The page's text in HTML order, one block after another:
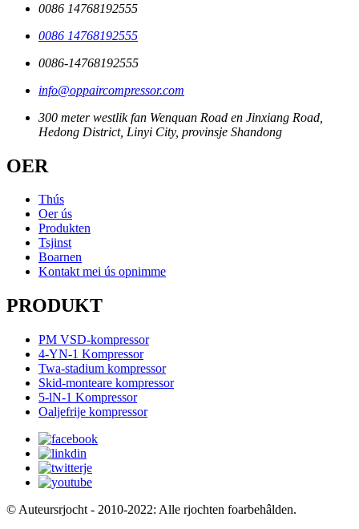
0086 14768192555
0086 14768192555
0086-14768192555
info@oppaircompressor.com
300 meter westlik fan Wenquan Road en Jinxiang Road,
Hedong District, Linyi City, provinsje Shandong
OER
Thús
Oer ús
Produkten
Tsjinst
Boarnen
Kontakt mei ús opnimme
PRODUKT
PM VSD-kompressor
4-YN-1 Kompressor
Twa-stadium kompressor
Skid-monteare kompressor
5-lN-1 Kompressor
Oaljefrije kompressor
© Auteursrjocht - 2010-2022: Alle rjochten foarbehâlden.